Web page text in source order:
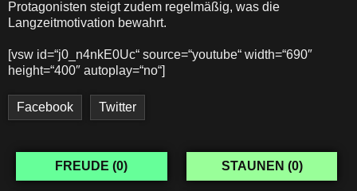
Protagonisten steigt zudem regelmäßig, was die
Langzeitmotivation bewahrt.
[vsw id=“j0_n4nkE0Uc“ source=“youtube“ width=“690″
height=“400″ autoplay=“no“]
Facebook Twitter
FREUDE (0) STAUNEN (0)